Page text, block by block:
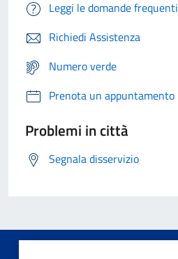
Leggi le domande frequenti
Richiedi Assistenza
Numero verde
Prenota un appuntamento
Problemi in città
Segnala disservizio